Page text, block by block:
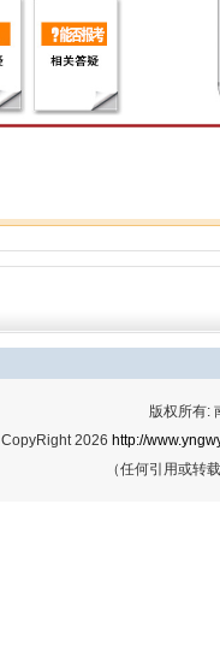
版权所有:
CopyRight 2026 http://
（任何引用或转